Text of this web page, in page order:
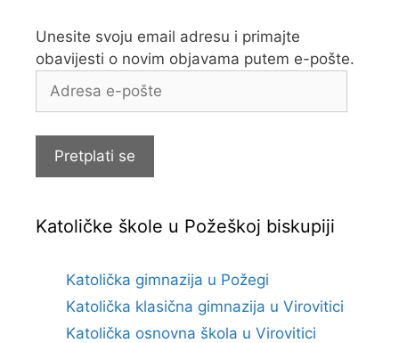
Unesite svoju email adresu i primajte
obavijesti o novim objavama putem e-pošte.
Adresa
Pretplati se
Katoličke škole u Požeškoj biskupiji
Katolička gimnazija u Požegi
Katolička klasična gimnazija u Virovitici
Katolička osnovna škola u Virovitici